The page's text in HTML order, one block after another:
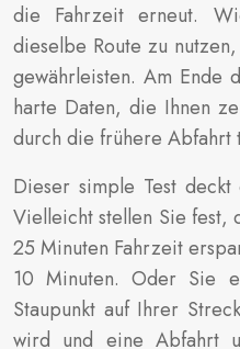
die Fahrzeit erneut.
dieselbe Route zu
gewährleisten. Am Ende
harte Daten, die Ihnen
durch die frühere Abfahrt
Dieser simple Test
Vielleicht stellen Sie fest,
25 Minuten Fahrzeit
10 Minuten. Oder Sie
Staupunkt auf Ihrer
wird und eine Abfahrt